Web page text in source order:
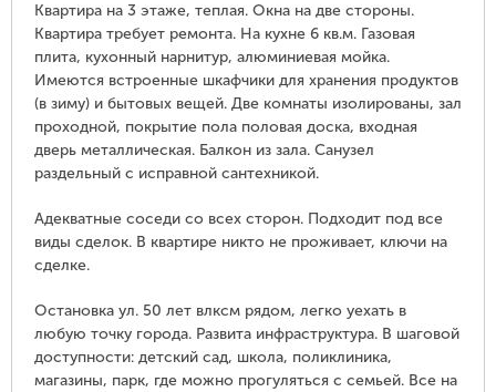
Квартира на 3 этаже, теплая. Окна на две стороны.
Квартира требует ремонта. На кухне 6 кв.м. Газовая
плита, кухонный нарнитур, алюминиевая мойка.
Имеются встроенные шкафчики для хранения продуктов
(в зиму) и бытовых вещей. Две комнаты изолированы, зал
проходной, покрытие пола половая доска, входная
дверь металлическая. Балкон из зала. Санузел
раздельный с исправной сантехникой.
Адекватные соседи со всех сторон. Подходит под все
виды сделок. В квартире никто не проживает, ключи на
сделке.
Остановка ул. 50 лет влксм рядом, легко уехать в
любую точку города. Развита инфраструктура. В шаговой
доступности: детский сад, школа, поликлиника,
магазины, парк, где можно прогуляться с семьей. Все на